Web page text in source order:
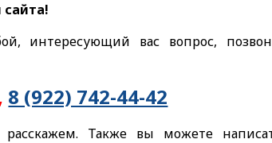
интересующий вас вопрос,
8 (922) 742-44-42
Также вы можете